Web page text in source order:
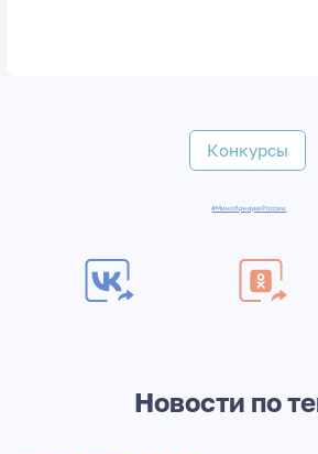
Конкурсы
#МинобрнаукиРоссии
Новости по